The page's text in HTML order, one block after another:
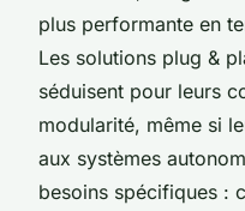
plus performante en
Les solutions plug &
séduisent pour leurs
modularité, même si
aux systèmes
besoins spécifiques :